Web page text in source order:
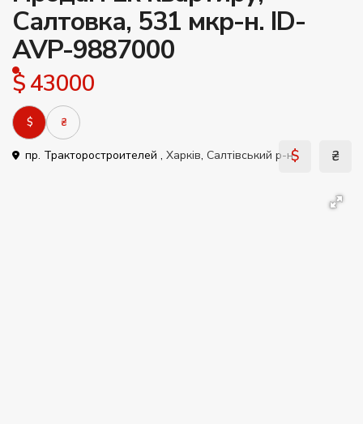
Салтовка, 531 мкр-н. ID-
AVP-9887000
$ 43000
$ ₴
пр. Тракторостроителей , Харків, Салтівський р-н$ ₴